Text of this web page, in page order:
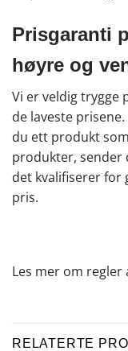
Prisgaranti
høyre og
Vi er veldig trygge
de laveste
du ett produkt
produkter, sender
det kvalifiserer for
pris.
Les mer om
RELATERTE